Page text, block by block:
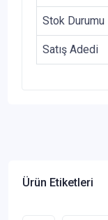
Stok Durumu
Satış Adedi
Ürün Etiketleri